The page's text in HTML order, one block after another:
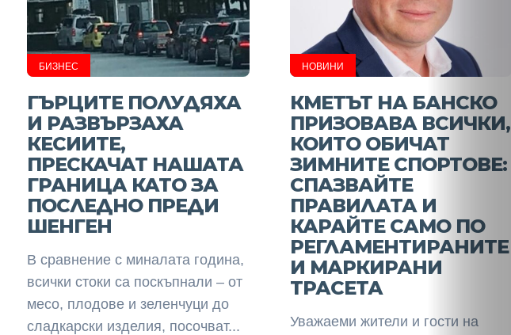
БИЗНЕС
ГЪРЦИТЕ ПОЛУДЯХА
И РАЗВЪРЗАХА
КЕСИИТЕ,
ПРЕСКАЧАТ НАШАТА
ГРАНИЦА КАТО ЗА
ПОСЛЕДНО ПРЕДИ
ШЕНГЕН
В сравнение с миналата година,
всички стоки са поскъпнали – от
месо, плодове и зеленчуци до
сладкарски изделия, посочват...
НОВИНИ
КМЕТЪТ НА БАНСКО
ПРИЗОВАВА ВСИЧКИ,
КОИТО ОБИЧАТ
ЗИМНИТЕ СПОРТОВЕ:
СПАЗВАЙТЕ
ПРАВИЛАТА И
КАРАЙТЕ САМО ПО
РЕГЛАМЕНТИРАНИТЕ
И МАРКИРАНИ
ТРАСЕТА
Уважаеми жители и гости на